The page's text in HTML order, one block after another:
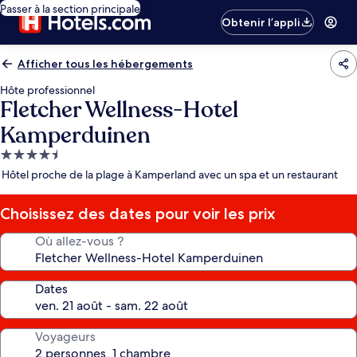
Passer à la section principale
Obtenir l’appli
Afficher tous les hébergements
Hôte professionnel
Fletcher Wellness-Hotel
Kamperduinen
Hébergement
4.5 étoiles
Hôtel proche de la plage à Kamperland avec un spa et un restaurant
Choisissez des dates pour voir les prix
Où allez-vous ?
Dates
Voyageurs